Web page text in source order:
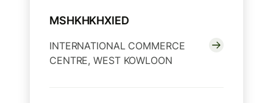
MSHKHKHXIED
INTERNATIONAL COMMERCE
CENTRE, WEST KOWLOON